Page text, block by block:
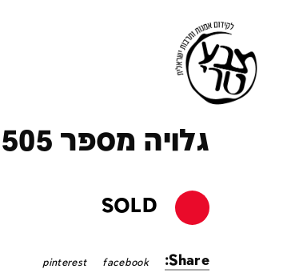
גלויה מספר 505
SOLD
Share:
facebook
pinterest